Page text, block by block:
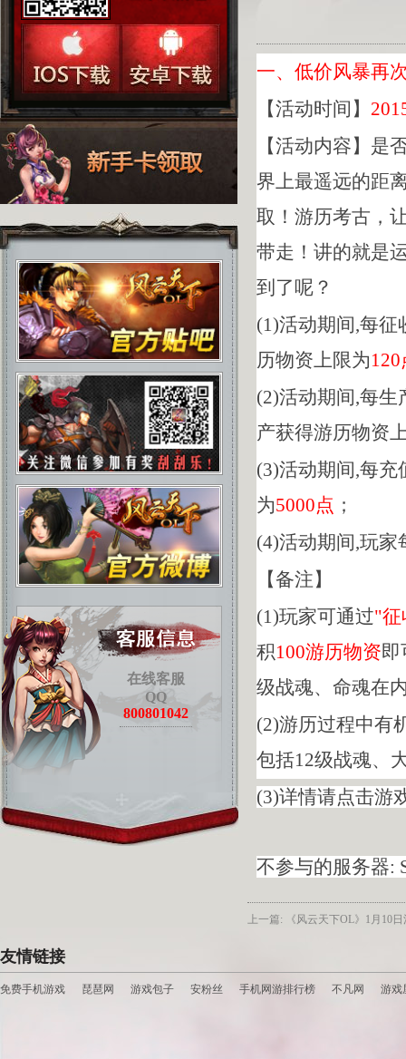
在线客服
QQ
800801042
一、低价风暴再
【活动时间】
【活动内容】是
界上最遥远的距
取！游历考古，
带走！讲的就是
到了呢？
(1)活动期间,每征
历物资上限为120
(2)活动期间,每生
产获得游历物资
(3)活动期间,每充
为5000点 ；
(4)活动期间,玩家
【备注】
(1)玩家可通过"征
积100游历物资即
级战魂、命魂在
(2)游历过程中有
包括12级战魂、
(3)详情请点击游
不参与的服务器:
上一篇: 《风云天下OL》1月10
友情链接
免费手机游戏 琵琶网 游戏包子 安粉丝 手机网游排行榜 不凡网 游戏